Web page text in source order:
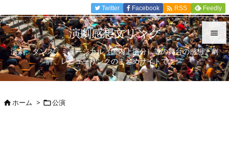


メニュ

Twitter Facebook  RSS Feedly
演劇感想文リンク
演劇、ダンス、ミュージカル（国内上演分）等の舞台の感想、劇
評、レビューリンクのまとめサイトです。
ホーム > 公演